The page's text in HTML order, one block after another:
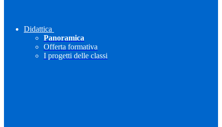
Didattica
Panoramica
Offerta formativa
I progetti delle classi